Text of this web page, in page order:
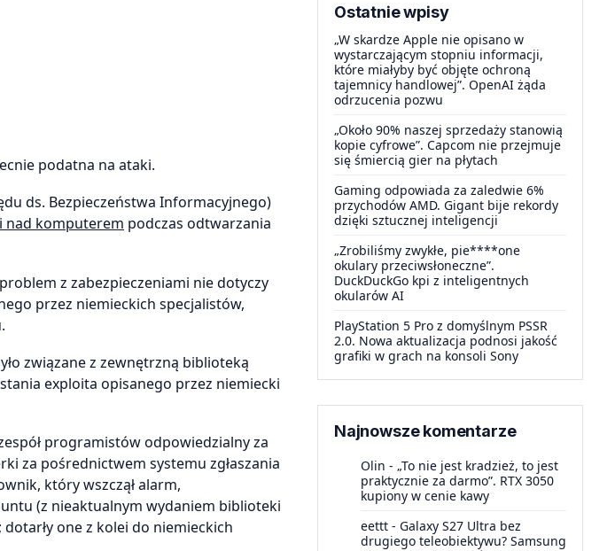
podatna na ataki.
ds. Bezpieczeństwa Informacyjnego)
nad komputerem podczas odtwarzania
z zabezpieczeniami nie dotyczy
przez niemieckich specjalistów,
związane z zewnętrzną biblioteką
exploita opisanego przez niemiecki
programistów odpowiedzialny za
za pośrednictwem systemu zgłaszania
który wszczął alarm,
(z nieaktualnym wydaniem biblioteki
one z kolei do niemieckich
Ostatnie wpisy
„W skardze Apple nie opisano w
wystarczającym stopniu informacji,
które miałyby być objęte ochroną
tajemnicy handlowej”. OpenAI żąda
odrzucenia pozwu
„Około 90% naszej sprzedaży stanowią
kopie cyfrowe”. Capcom nie przejmuje
się śmiercią gier na płytach
Gaming odpowiada za zaledwie 6%
przychodów AMD. Gigant bije rekordy
dzięki sztucznej inteligencji
„Zrobiliśmy zwykłe, pie****one
okulary przeciwsłoneczne”.
DuckDuckGo kpi z inteligentnych
okularów AI
PlayStation 5 Pro z domyślnym PSSR
2.0. Nowa aktualizacja podnosi jakość
grafiki w grach na konsoli Sony
Najnowsze komentarze
Olin - „To nie jest kradzież, to jest
praktycznie za darmo”. RTX 3050
kupiony w cenie kawy
eettt - Galaxy S27 Ultra bez
drugiego teleobiektywu? Samsung